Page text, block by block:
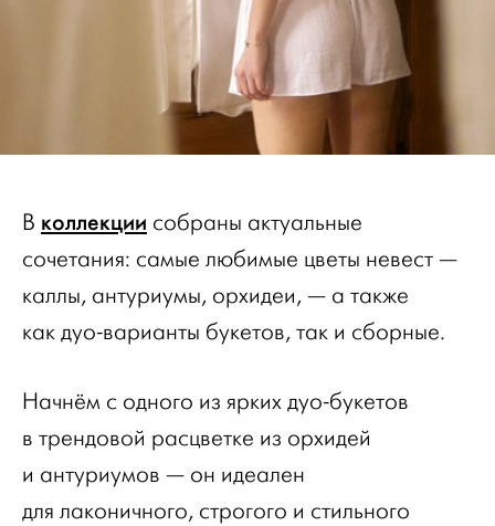
В коллекции собраны актуальные
сочетания: самые любимые цветы невест —
каллы, антуриумы, орхидеи, — а также
как дуо-варианты букетов, так и сборные.
Начнём с одного из ярких дуо-букетов
в трендовой расцветке из орхидей
и антуриумов — он идеален
для лаконичного, строгого и стильного